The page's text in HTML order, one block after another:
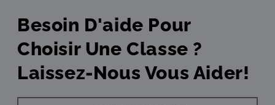
Besoin D'aide Pour
Choisir Une Classe ?
Laissez-Nous Vous Aider!